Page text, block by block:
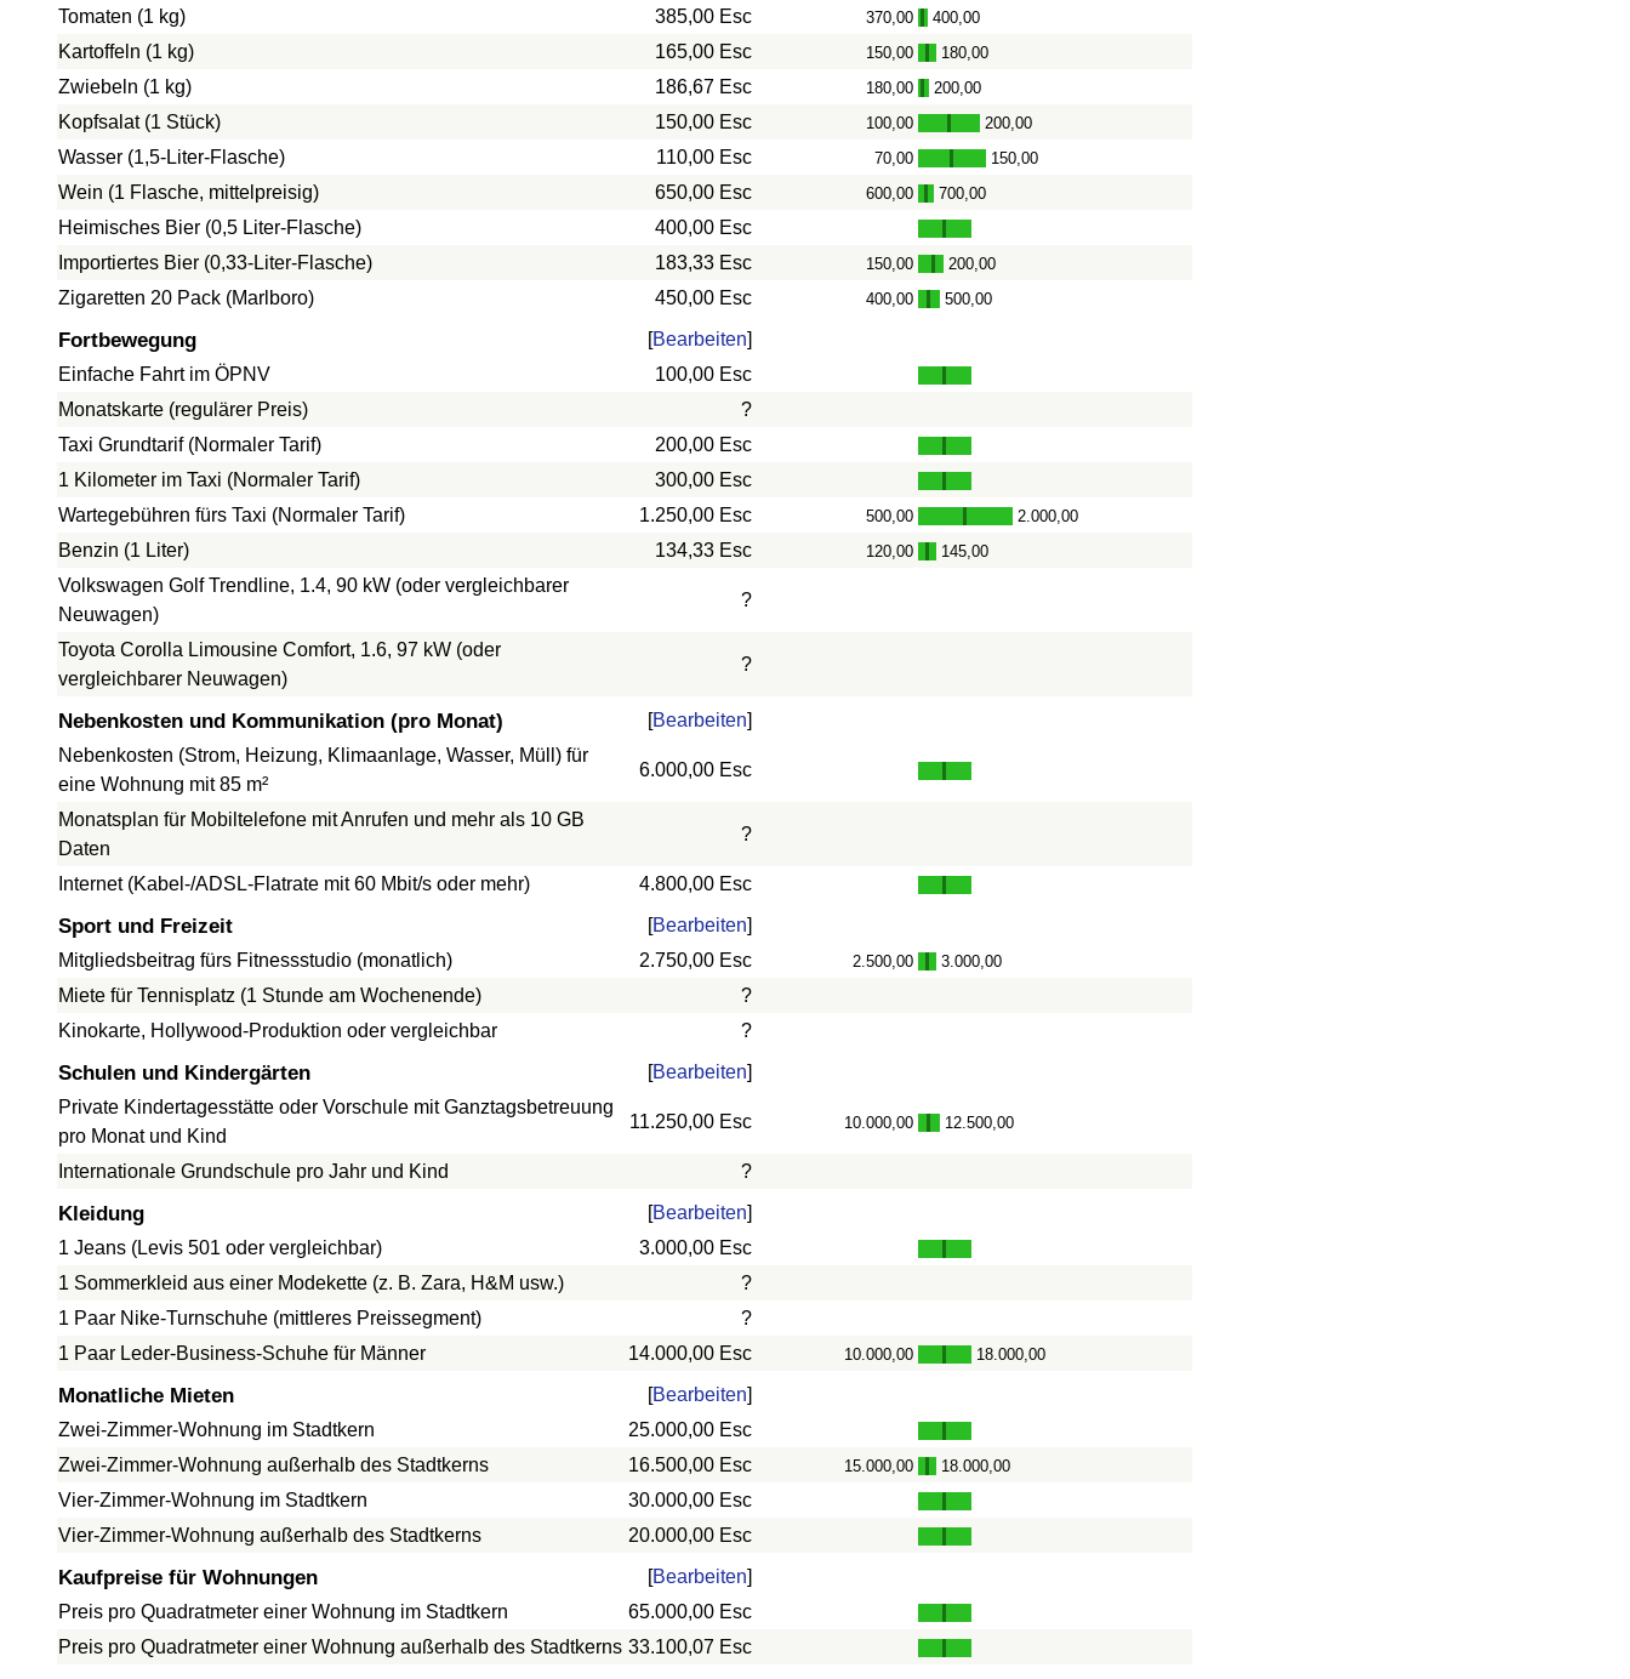
Tomaten (1 kg) 385,00 Esc 370,00 - 400,00
Kartoffeln (1 kg) 165,00 Esc 150,00 - 180,00
Zwiebeln (1 kg) 186,67 Esc 180,00 - 200,00
Kopfsalat (1 Stück) 150,00 Esc 100,00 - 200,00
Wasser (1,5-Liter-Flasche) 110,00 Esc 70,00 - 150,00
Wein (1 Flasche, mittelpreisig) 650,00 Esc 600,00 - 700,00
Heimisches Bier (0,5 Liter-Flasche)
400,00 Esc
Importiertes Bier (0,33-Liter-Flasche)
183,33 Esc 150,00 - 200,00
Zigaretten 20 Pack (Marlboro) 450,00 Esc 400,00 - 500,00
Fortbewegung [Bearbeiten]
Einfache Fahrt im ÖPNV
100,00 Esc
Monatskarte (regulärer Preis)
?
Taxi Grundtarif (Normaler Tarif)
200,00 Esc
1 Kilometer im Taxi (Normaler Tarif)
300,00 Esc
Wartegebühren fürs Taxi (Normaler Tarif)
1.250,00 Esc 500,00 - 2.000,00
Benzin (1 Liter) 134,33 Esc 120,00 - 145,00
Volkswagen Golf Trendline, 1.4, 90 kW (oder vergleichbarer
Neuwagen)
?
Toyota Corolla Limousine Comfort, 1.6, 97 kW (oder
vergleichbarer Neuwagen)
?
Nebenkosten und Kommunikation (pro Monat) [Bearbeiten]
Nebenkosten (Strom, Heizung, Klimaanlage, Wasser, Müll) für
eine Wohnung mit 85 m²
6.000,00 Esc
Monatsplan für Mobiltelefone mit Anrufen und mehr als 10 GB
Daten
?
Internet (Kabel-/ADSL-Flatrate mit 60 Mbit/s oder mehr) 4.800,00 Esc
Sport und Freizeit [Bearbeiten]
Mitgliedsbeitrag fürs Fitnessstudio (monatlich)
2.750,00 Esc 2.500,00 - 3.000,00
Miete für Tennisplatz (1 Stunde am Wochenende)
?
Kinokarte, Hollywood-Produktion oder vergleichbar
?
Schulen und Kindergärten [Bearbeiten]
Private Kindertagesstätte oder Vorschule mit Ganztagsbetreuung
pro Monat und Kind
11.250,00 Esc 10.000,00 - 12.500,00
Internationale Grundschule pro Jahr und Kind ?
Kleidung [Bearbeiten]
1 Jeans (Levis 501 oder vergleichbar)
3.000,00 Esc
1 Sommerkleid aus einer Modekette (z. B. Zara, H&M usw.)
?
1 Paar Nike-Turnschuhe (mittleres Preissegment)
?
1 Paar Leder-Business-Schuhe für Männer
14.000,00 Esc 10.000,00 - 18.000,00
Monatliche Mieten [Bearbeiten]
Zwei-Zimmer-Wohnung im Stadtkern
25.000,00 Esc
Zwei-Zimmer-Wohnung außerhalb des Stadtkerns
16.500,00 Esc 15.000,00 - 18.000,00
Vier-Zimmer-Wohnung im Stadtkern
30.000,00 Esc
Vier-Zimmer-Wohnung außerhalb des Stadtkerns
20.000,00 Esc
Kaufpreise für Wohnungen [Bearbeiten]
Preis pro Quadratmeter einer Wohnung im Stadtkern
65.000,00 Esc
Preis pro Quadratmeter einer Wohnung außerhalb des Stadtkerns 33.100,07 Esc